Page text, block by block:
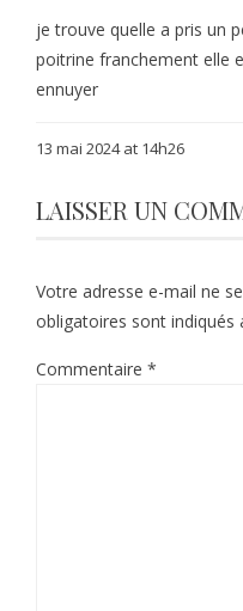
je trouve quelle a pris un
poitrine franchement elle
ennuyer
13 mai 2024 at 14h26
LAISSER UN
Votre adresse e-mail ne
obligatoires sont indiqués
Commentaire *